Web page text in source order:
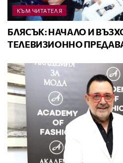
КЪМ ЧИТАТЕЛЯ
БЛЯСЪК: НАЧАЛО И
ТЕЛЕВИЗИОННО